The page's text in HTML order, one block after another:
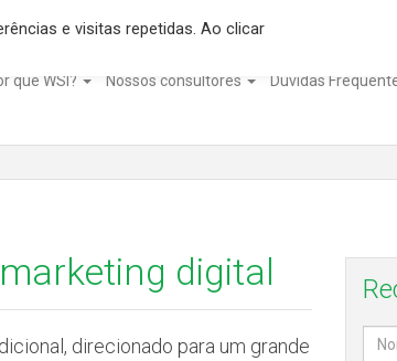
que WSI? Nossos consultores Dúvidas
digital
direcionado para um grande
e visitas repetidas. Ao clicar